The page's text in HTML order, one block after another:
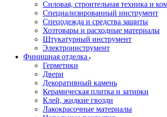
Силовая, строительная техника и
Специализированный инструмент
Спецодежда и средства защиты
Хозтовары и расходные материалы
Штукатурный инструмент
Электроинструмент
Финишная отделка
Герметики
Двери
Декоративный камень
Керамическая плитка и затирки
Клей, жидкие гвозди
Лакокрасочные материалы